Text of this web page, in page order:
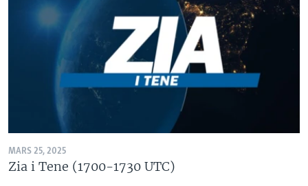
MARS 25, 2025
Zia i Tene (1700-1730 UTC)